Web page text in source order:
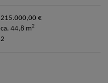
215.000,00 €
ca. 44,8 m2
2